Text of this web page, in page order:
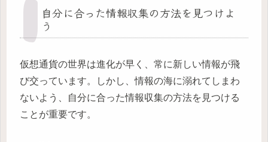
自分に合った情報収集の方法を見つけよ
う
仮想通貨の世界は進化が早く、常に新しい情報が飛
び交っています。しかし、情報の海に溺れてしまわ
ないよう、自分に合った情報収集の方法を見つける
ことが重要です。